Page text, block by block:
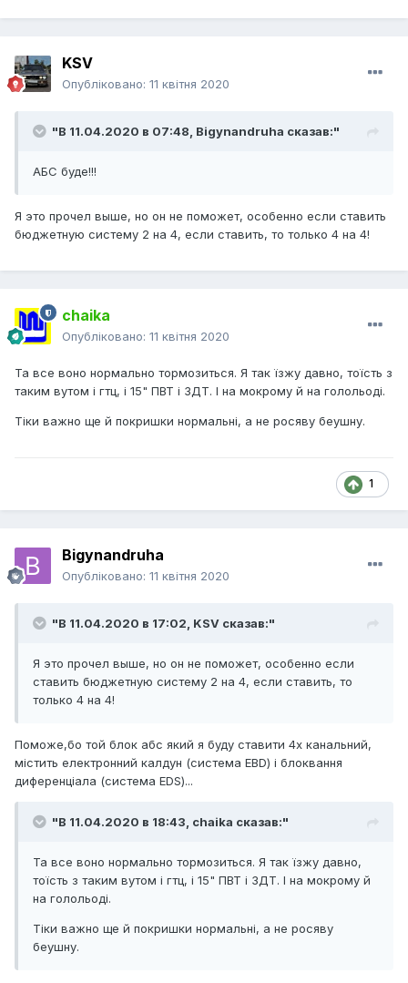
KSV
Опубліковано: 11 квітня 2020
"В 11.04.2020 в 07:48, Bigynandruha сказав:"
АБС буде!!!
Я это прочел выше, но он не поможет, особенно если ставить
бюджетную систему 2 на 4, если ставить, то только 4 на 4!
chaika
Опубліковано: 11 квітня 2020
Та все воно нормально тормозиться. Я так їзжу давно, тоїсть з
таким вутом і гтц, і 15" ПВТ і ЗДТ. І на мокрому й на голольоді.
Тіки важно ще й покришки нормальні, а не росяву беушну.
1
Bigynandruha
Опубліковано: 11 квітня 2020
"В 11.04.2020 в 17:02, KSV сказав:"
Я это прочел выше, но он не поможет, особенно если
ставить бюджетную систему 2 на 4, если ставить, то
только 4 на 4!
Поможе,бо той блок абс який я буду ставити 4х канальний,
містить електронний калдун (система EBD) і блоквання
диференціала (система EDS)...
"В 11.04.2020 в 18:43, chaika сказав:"
Та все воно нормально тормозиться. Я так їзжу давно,
тоїсть з таким вутом і гтц, і 15" ПВТ і ЗДТ. І на мокрому й
на голольоді.
Тіки важно ще й покришки нормальні, а не росяву
беушну.